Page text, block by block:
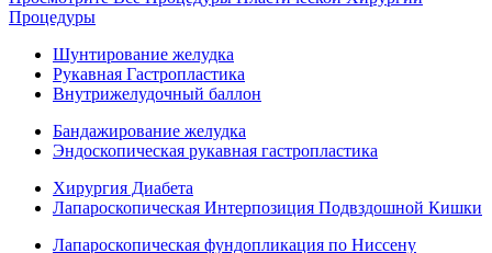
Процедуры
Шунтирование желудка
Рукавная Гастропластика
Внутрижелудочный баллон
Бандажирование желудка
Эндоскопическая рукавная гастропластика
Хирургия Диабета
Лапароскопическая Интерпозиция Подвздошной Кишки
Лапароскопическая фундопликация по Ниссену